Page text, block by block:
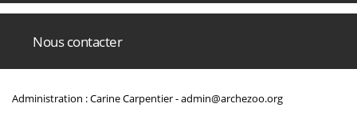
Nous contacter
Administration : Carine Carpentier -admin@archezoo.org